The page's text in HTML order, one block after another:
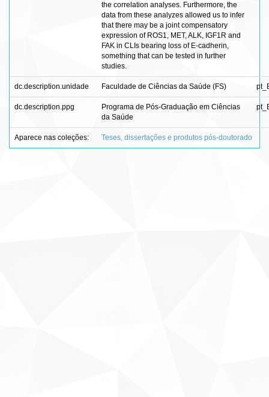
the correlation analyses. Furthermore, the
data from these analyzes allowed us to infer
that there may be a joint compensatory
expression of ROS1, MET, ALK, IGF1R and
FAK in CLIs bearing loss of E-cadherin,
something that can be tested in further
studies.
dc.description.unidade Faculdade de Ciências da Saúde (FS)
dc.description.ppg
Programa de Pós-Graduação em Ciências
da Saúde
Aparece nas coleções: Teses, dissertações e produtos pós-doutorado